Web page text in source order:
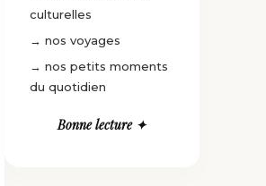
culturelles
→ nos voyages
→ nos petits moments
du quotidien
Bonne lecture ✦